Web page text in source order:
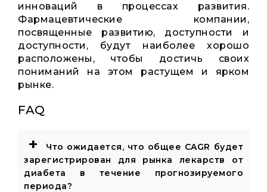
инноваций в процессах развития.
Фармацевтические компании,
посвященные развитию, доступности и
доступности, будут наиболее хорошо
расположены, чтобы достичь своих
пониманий на этом растущем и ярком
рынке.
FAQ
+
Что ожидается, что общее CAGR будет
зарегистрирован для рынка лекарств от
диабета в течение прогнозируемого
периода?